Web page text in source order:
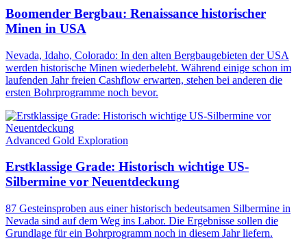
Boomender Bergbau: Renaissance historischer
Minen in USA
Nevada, Idaho, Colorado: In den alten Bergbaugebieten der USA
werden historische Minen wiederbelebt. Während einige schon im
laufenden Jahr freien Cashflow erwarten, stehen bei anderen die
ersten Bohrprogramme noch bevor.
Advanced Gold Exploration
Erstklassige Grade: Historisch wichtige US-
Silbermine vor Neuentdeckung
87 Gesteinsproben aus einer historisch bedeutsamen Silbermine in
Nevada sind auf dem Weg ins Labor. Die Ergebnisse sollen die
Grundlage für ein Bohrprogramm noch in diesem Jahr liefern.